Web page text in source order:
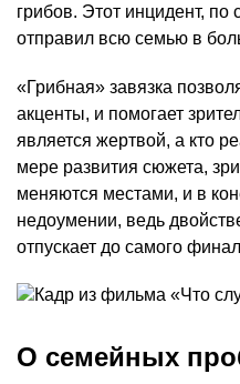
грибов. Этот инцидент,
отправил всю семью в
«Грибная» завязка
акценты, и помогает
является жертвой, а кто
мере развития сюжета,
меняются местами, и в
недоумении, ведь
отпускает до самого
О семейных